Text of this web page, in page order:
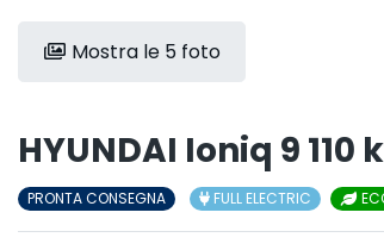
Mostra le 5 foto
HYUNDAI Ioniq 9
PRONTA CONSEGNA FULL ELECTRIC